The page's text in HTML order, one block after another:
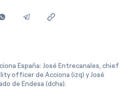
y Pymes
España: José Entrecanales, chief
officer de Acciona (izq) y José
de Endesa (dcha).